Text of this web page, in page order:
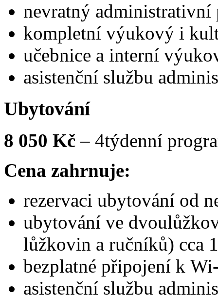
nevratný administrativní
kompletní výukový i
učebnice a interní
asistenční službu
Ubytování
8 050 Kč – 4týdenní
Cena zahrnuje:
rezervaci ubytování od
ubytování ve
lůžkovin a ručníků) cca
bezplatné připojení k
asistenční službu